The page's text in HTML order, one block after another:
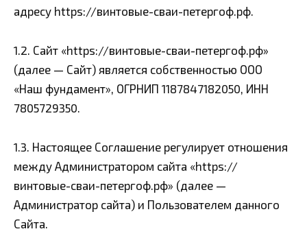
адресу https://винтовые-сваи-петергоф.рф.
1.2. Сайт «https://винтовые-сваи-петергоф.рф»
(далее — Сайт) является собственностью ООО
«Наш фундамент», ОГРНИП 1187847182050, ИНН
7805729350.
1.3. Настоящее Соглашение регулирует отношения
между Администратором сайта «https://
винтовые-сваи-петергоф.рф» (далее —
Администратор сайта) и Пользователем данного
Сайта.